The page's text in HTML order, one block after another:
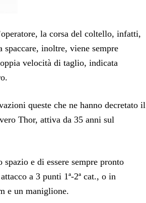
la corsa del coltello, infatti,
inoltre, viene sempre
velocità di taglio, indicata
queste che ne hanno decretato il
Thor, attiva da 35 anni sul
e di essere sempre pronto
a 3 punti 1ª-2ª cat., o in
e un maniglione.